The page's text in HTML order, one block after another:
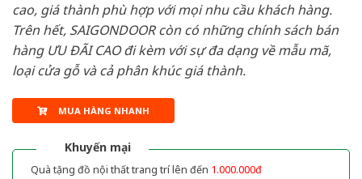
cao, giá thành phù hợp với mọi nhu cầu khách hàng.
Trên hết, SAIGONDOOR còn có những chính sách bán
hàng ƯU ĐÃI CAO đi kèm với sự đa dạng về mẫu mã,
loại cửa gỗ và cả phân khúc giá thành.
MUA HÀNG NHANH
Khuyến mại
Quà tặng đồ nội thất trang trí lên đến 1.000.000đ